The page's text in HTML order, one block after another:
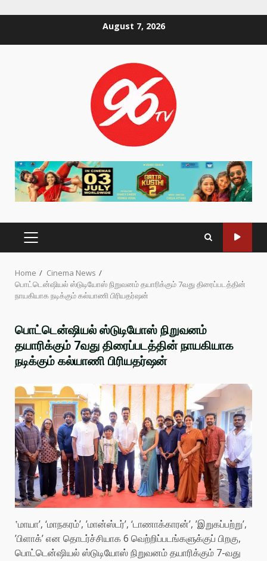
August 7, 2026
PRIMARY
MENU
Home
Cinema News
பொட்டென்ஷியல் ஸ்டுடியோஸ் நிறுவனம் தயாரிக்கும் 7வது திரைப்படத்தின்
நாயகியாக நடிக்கும் கல்யாணி பிரியதர்ஷன்
பொட்டென்ஷியல் ஸ்டுடியோஸ் நிறுவனம்
தயாரிக்கும் 7வது திரைப்படத்தின் நாயகியாக
நடிக்கும் கல்யாணி பிரியதர்ஷன்
‛மாயா’, ‘மாநகரம்’, ’மான்ஸ்டர்’, ‘டாணாக்காரன்’, ’இறுகப்பற்று’,
’பிளாக்’ என தொடர்ச்சியாக 6 வெற்றிப்படங்களுக்குப் பிறகு,
பொட்டென்ஷியல் ஸ்டுடியோஸ் நிறுவனம் தயாரிக்கும் 7-வது